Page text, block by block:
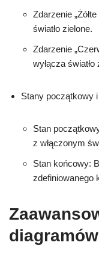
Zdarzenie
światło zielone.
Zdarzenie
wyłącza światło
Stany początkowy
Stan
z włączonym
Stan końcowy:
zdefiniowanego